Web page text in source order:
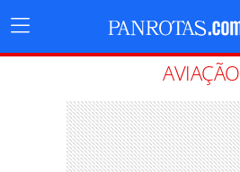
Menu
Principal
AVIAÇÃO